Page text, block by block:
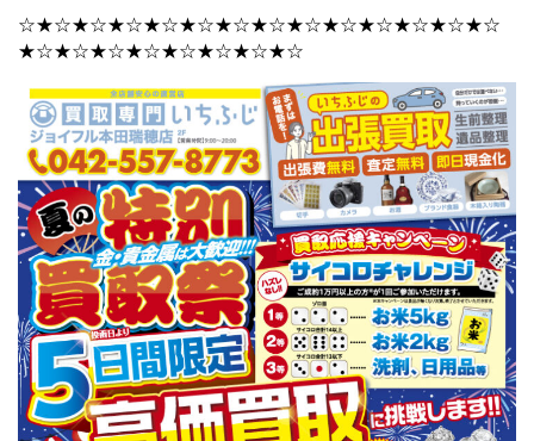
☆★☆★☆★☆★☆★☆★☆★☆★☆★☆★☆★☆★☆★☆
★☆★☆★☆★☆★☆★☆★☆★☆